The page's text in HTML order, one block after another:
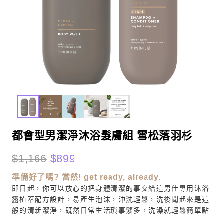
都會型男潔淨沐浴髮膚組 雪松落羽杉
$1,166 原
始
價
格：
$899
前
價
格：
準備好了嗎? 當然! get ready, already.
即日起，你可以放心的把身體清潔的事交給這男仕專用沐浴
露植萃配方設計，易產生泡沫，沖洗輕鬆，洗後聞起來是這
般的清新潔淨，既然日常生活瑣事繁多，洗澡就輕鬆簡單點